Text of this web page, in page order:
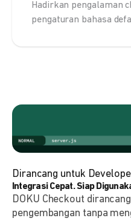
Hadirkan pengalaman
pengaturan bahasa
Dirancang untuk
Integrasi Cepat. Siap
DOKU Checkout
pengembangan tanpa